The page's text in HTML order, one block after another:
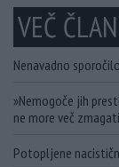
VEČ
Nenavadno
»Nemogoče jih
ne more več zmagati
Potopljene